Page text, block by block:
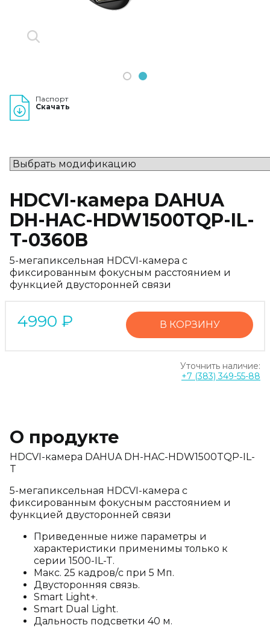
1 2
Паспорт
Скачать
HDCVI-камера DAHUA
DH-HAC-HDW1500TQP-IL-
T-0360B
5-мегапиксельная HDCVI-камера с
фиксированным фокусным расстоянием и
функцией двусторонней связи
4990 ₽ В КОРЗИНУ
Уточнить наличие:
+7 (383) 349-55-88
О продукте
HDCVI-камера DAHUA DH-HAC-HDW1500TQP-IL-
T
5-мегапиксельная HDCVI-камера с
фиксированным фокусным расстоянием и
функцией двусторонней связи
Приведенные ниже параметры и
характеристики применимы только к
серии 1500-IL-T.
Макс. 25 кадров/с при 5 Мп.
Двусторонняя связь.
Smart Light+.
Smart Dual Light.
Дальность подсветки 40 м.